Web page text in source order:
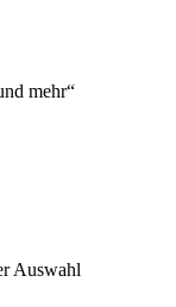
mehr“
Auswahl